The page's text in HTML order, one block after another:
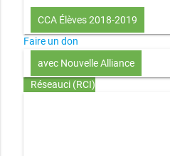
CCA Élèves 2018-2019
Faire un don
avec Nouvelle Alliance
Réseauci (RCI)